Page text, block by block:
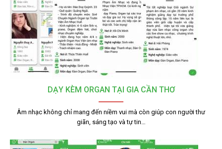
DẠY KÈM ORGAN TẠI GIA CẦN THƠ
Âm nhạc không chỉ mang đến niềm vui mà còn giúp con người thư
giãn, sáng tạo và tự tin…